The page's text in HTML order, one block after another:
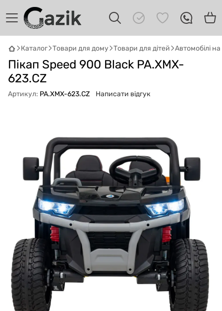
Каталог Товари для дому Товари для дітей Автомобілі
Пікап Speed ​​900 Black PA.XMX-
623.CZ
Артикул: PA.XMX-623.CZ Написати відгук
GAZIKAI
Онлайн · пошук техніки
Привіт! 👋 Я Gazik AI — допоможу